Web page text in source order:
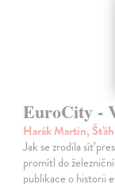
EuroCity -
Harák Martin,
Jak se zrodila síť
promítl do
publikace o historii